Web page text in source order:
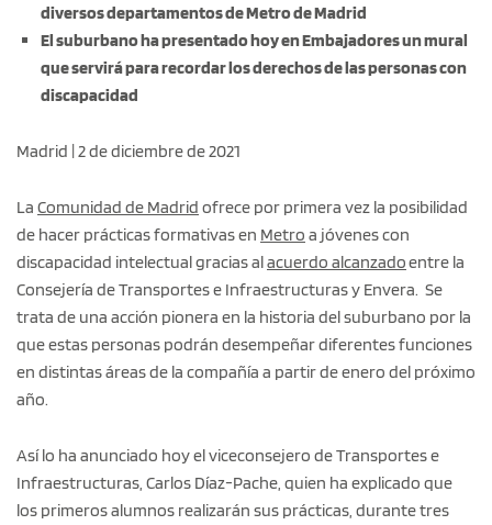
diversos departamentos de Metro de Madrid
El suburbano ha presentado hoy en Embajadores un mural
que servirá para recordar los derechos de las personas con
discapacidad
Madrid | 2 de diciembre de 2021
La Comunidad de Madrid ofrece por primera vez la posibilidad
de hacer prácticas formativas en Metro a jóvenes con
discapacidad intelectual gracias alacuerdo alcanzadoentre la
Consejería de Transportes e Infraestructuras y Envera. Se
trata de una acción pionera en la historia del suburbano por la
que estas personas podrán desempeñar diferentes funciones
en distintas áreas de la compañía a partir de enero del próximo
año.
Así lo ha anunciado hoy el viceconsejero de Transportes e
Infraestructuras, Carlos Díaz-Pache, quien ha explicado que
los primeros alumnos realizarán sus prácticas, durante tres